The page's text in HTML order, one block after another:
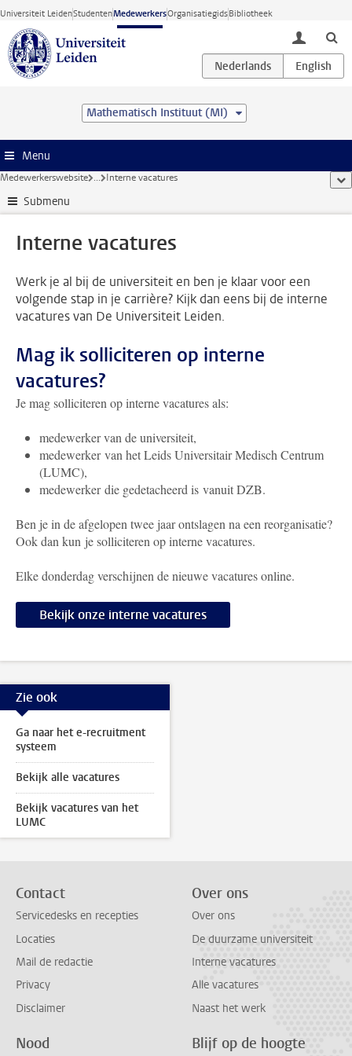
Ga direct naar de inhoud
Universiteit LeidenStudentenMedewerkersOrganisatiegidsBibliotheek
toggle
Mathematisch Instituut (MI)
Menu
Medewerkerswebsite ... Interne vacatures
Submenu
Interne vacatures
Werk je al bij de universiteit en ben je klaar voor een
volgende stap in je carrière? Kijk dan eens bij de interne
vacatures van De Universiteit Leiden.
Mag ik solliciteren op interne
vacatures?
Je mag solliciteren op interne vacatures als:
medewerker van de universiteit,
medewerker van het Leids Universitair Medisch Centrum
(LUMC),
medewerker die gedetacheerd is vanuit DZB.
Ben je in de afgelopen twee jaar ontslagen na een reorganisatie?
Ook dan kun je solliciteren op interne vacatures.
Elke donderdag verschijnen de nieuwe vacatures online.
Bekijk onze interne vacatures
Zie ook
Ga naar het e-recruitment
systeem
Bekijk alle vacatures
Bekijk vacatures van het
LUMC
Contact
Servicedesks en recepties
Locaties
Mail de redactie
Privacy
Disclaimer
Over ons
Over ons
De duurzame universiteit
Interne vacatures
Alle vacatures
Naast het werk
Nood Blijf op de hoogte